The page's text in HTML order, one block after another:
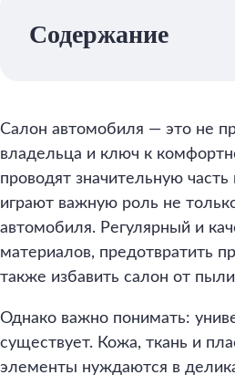
Содержание
Салон автомобиля — это не
владельца и ключ к
проводят значительную
играют важную роль не
автомобиля. Регулярный и
материалов, предотвратить
также избавить салон от
Однако важно понимать:
существует. Кожа, ткань и
элементы нуждаются в